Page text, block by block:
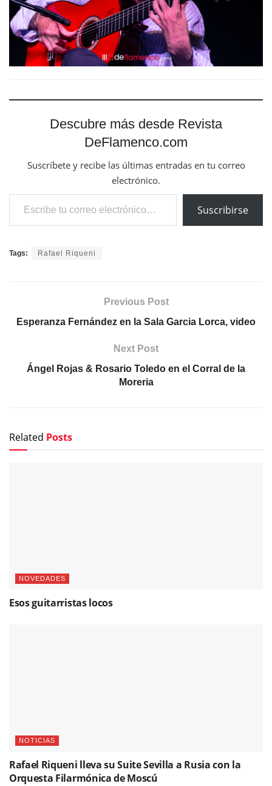
Descubre más desde Revista
DeFlamenco.com
Suscríbete y recibe las últimas entradas en tu correo
electrónico.
Escribe tu correo electrónico…
Suscribirse
Tags: Rafael Riqueni
Previous Post
Esperanza Fernández en la Sala Garcia Lorca, video
Next Post
Ángel Rojas & Rosario Toledo en el Corral de la
Moreria
Related Posts
NOVEDADES
Esos guitarristas locos
NOTICIAS
Rafael Riqueni lleva su Suite Sevilla a Rusia con la
Orquesta Filarmónica de Moscú